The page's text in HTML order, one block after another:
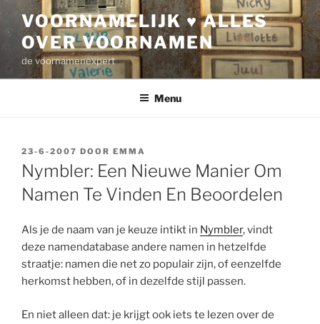
inhoud
VOORNAMELIJK ♥ ALLES
OVER VOORNAMEN
de voornamenexpert
Menu
GEPLAATST
OP
23-6-2007 DOOR EMMA
Nymbler: Een Nieuwe Manier Om
Namen Te Vinden En Beoordelen
Als je de naam van je keuze intikt in Nymbler, vindt
deze namendatabase andere namen in hetzelfde
straatje: namen die net zo populair zijn, of eenzelfde
herkomst hebben, of in dezelfde stijl passen.
En niet alleen dat: je krijgt ook iets te lezen over de